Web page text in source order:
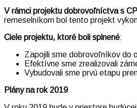
V rámci projektu dobrovoľníctva s
remeselníkom bol tento projekt
Ciele projektu, ktoré boli splnené:
Zapojili sme dobrovoľníkov do
Efektívne sme zrealizovali
Vybudovali sme prvú etapu
Plány na rok 2019